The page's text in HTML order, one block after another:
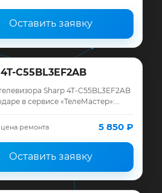
Оставить заявку
C55BL3EF2AB
Sharp 4T-C55BL3EF2AB
в сервисе «ТелеМастер»:
запчасти и гарантия до 12
ремонта 5 850 ₽
Оставить заявку